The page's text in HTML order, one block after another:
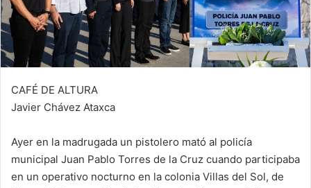
CAFÉ DE ALTURA
Javier Chávez Ataxca
Ayer en la madrugada un pistolero mató al policía
municipal Juan Pablo Torres de la Cruz cuando participaba
en un operativo nocturno en la colonia Villas del Sol, de